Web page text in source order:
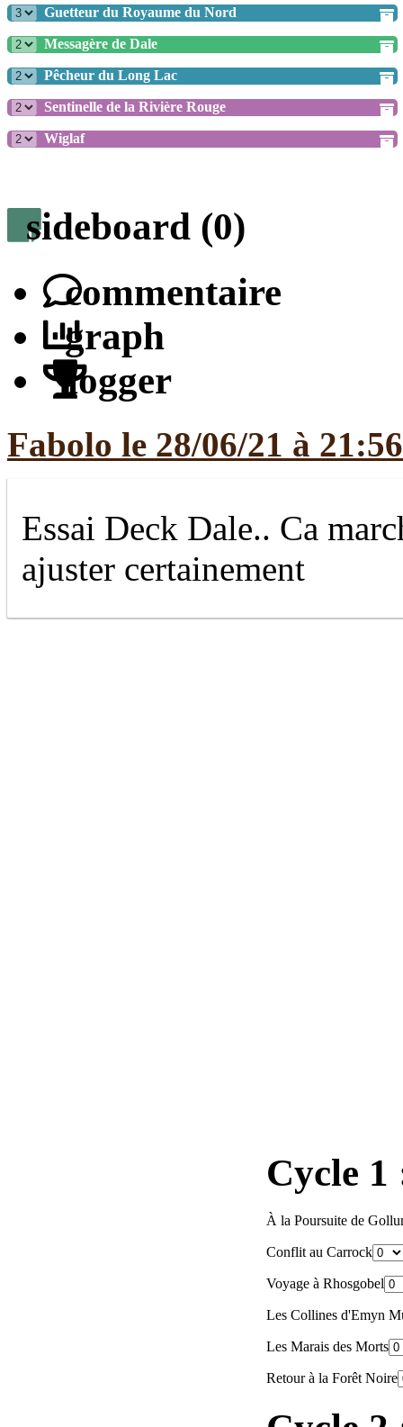
Guetteur du Royaume du Nord
Messagère de Dale
Pêcheur du Long Lac
Sentinelle de la Rivière Rouge
Wiglaf
sideboard (0)
commentaire
graph
logger
Fabolo le 28/06/21 à 21:56
Essai Deck Dale.. Ca
ajuster certainement
Cycle 1
À la Poursuite de
Conflit au Carrock
Voyage à Rhosgobel
Les Collines d'Emyn
Les Marais des Morts
Retour à la Forêt Noire